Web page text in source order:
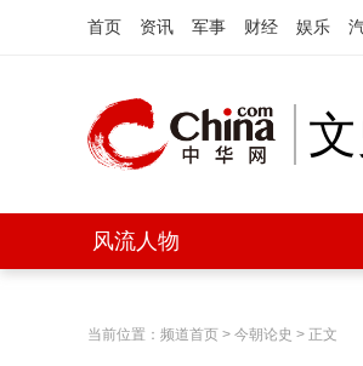
首页 资讯 军事 财经 娱乐
风流人物
当前位置： 频道首页 > 今朝论史 > 正文